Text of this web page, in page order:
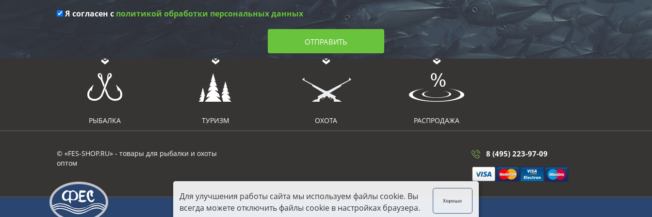
Я согласен с политикой обработки персональных данных
ОТПРАВИТЬ
РЫБАЛКА ТУРИЗМ ОХОТА РАСПРОДАЖА
© «FES-SHOP.RU» - товары для рыбалки и охоты
оптом
8 (495) 223-97-09
Для улучшения работы сайта мы используем файлы cookie. Вы
всегда можете отключить файлы cookie в настройках браузера.
Хорошо